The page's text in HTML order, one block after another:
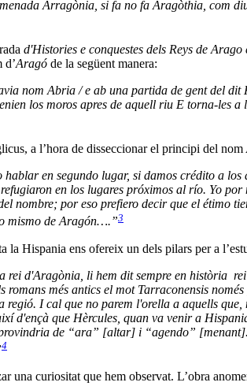
Arragònia, si fa no fa Aragòthia, com
d'Histories e conquestes dels Reys de
d’Aragó de la següent manera:
nom Abria / e ab una partida de gent del
los moros apres de aquell riu E torna-les
a l’hora de disseccionar el principi del nom
en segundo lugar, si damos crédito a
en los lugares próximos al río. Yo
nombre; por eso prefiero decir que el étimo
mismo de Aragón….”3
Hispania ens ofereix un dels pilars per a
d'Aragònia, li hem dit sempre en història
més antics el mot Tarraconensis
I cal que no parem l'orella a aquells
d'ençà que Hèrcules, quan va venir a
de “ara” [altar] i “agendo”
4
una curiositat que hem observat. L’obra